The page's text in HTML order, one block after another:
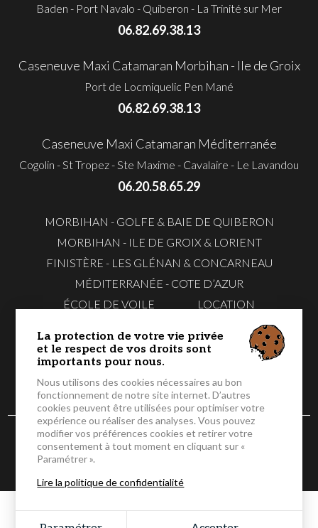
Baden - Port Navalo - Quiberon - La Trinité sur Mer
06.82.69.38.13
Caseneuve Maxi Catamaran Morbihan - Ile de Groix
Port de Locmiquelic Pen Mané
06.82.69.38.13
Caseneuve Maxi Catamaran Méditerranée
Cogolin - St Tropez - Ste Maxime - Cavalaire - Le Lavandou
06.20.58.65.29
MORBIHAN - GOLFE & BAIE DE QUIBERON
MORBIHAN - ILE DE GROIX & LORIENT
FINISTÈRE - LES GLÉNAN & CONCARNEAU
MÉDITERRANÉE - COTE D’AZUR
ÉCOLE DE VOILE
LOCATION
TÉLÉCHARGER NOS FLYERS
CONTACTEZ-
NOUS
RÉSERVER EN
© 2026 Caseneuve Maxi Catamaran - Tous droits réservés -
Mentions légales -CGV-Gestion des cookies
La protection de votre vie privée
et le respect de vos droits sont
importants pour nous.
Nous utilisons des cookies nécessaires au bon
fonctionnement de notre site internet. D’autres
cookies peuvent être utilisées pour optimiser votre
expérience ou réaliser des analyses. Vous pouvez
modifier vos préférences cookies et retirer votre
consentement à tout moment en cliquant sur «
Paramétrer ».
Lire la politique de confidentialité